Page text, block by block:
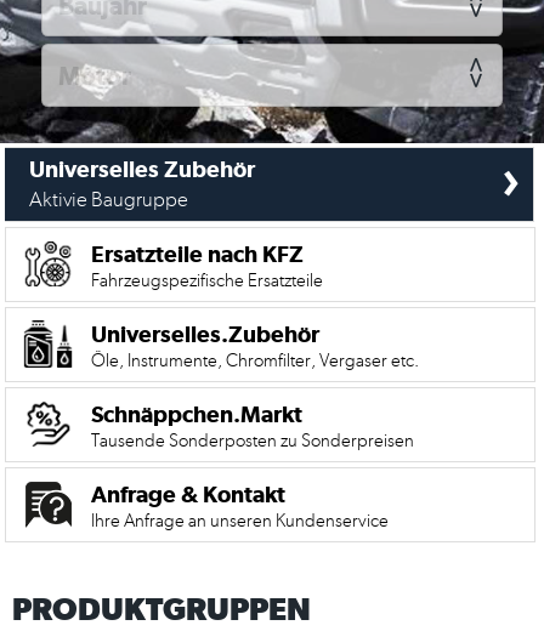
Mein
Universelles Zubehör
Aktivie Baugruppe ›
Ersatzteile nach KFZ
Fahrzeugspezifische Ersatzteile
Universelles.Zubehör
Öle, Instrumente, Chromfilter, Vergaser etc.
Schnäppchen.Markt
Tausende Sonderposten zu Sonderpreisen
Anfrage & Kontakt
Ihre Anfrage an unseren Kundenservice
PRODUKTGRUPPEN